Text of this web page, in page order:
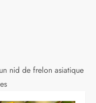
nid de frelon asiatique